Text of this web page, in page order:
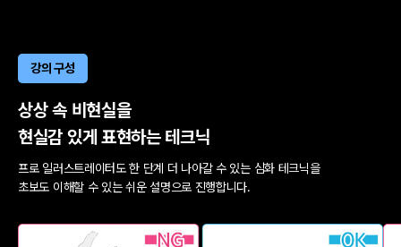
강의 구성
상상 속 비현실을
현실감 있게 표현하는 테크닉
프로 일러스트레이터도 한 단계 더 나아갈 수 있는 심화 테크닉을
초보도 이해할 수 있는 쉬운 설명으로 진행합니다.